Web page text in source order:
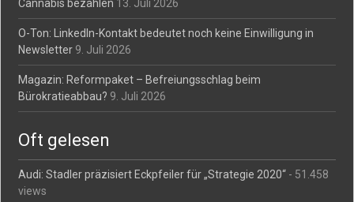
Cannabis bezahlen 13. Juli 2026
O-Ton: LinkedIn-Kontakt bedeutet noch keine Einwilligung in
Newsletter 9. Juli 2026
Magazin: Reformpaket – Befreiungsschlag beim
Bürokratieabbau? 9. Juli 2026
Oft gelesen
Audi: Stadler präzisiert Eckpfeiler für „Strategie 2020“ - 51.458
views